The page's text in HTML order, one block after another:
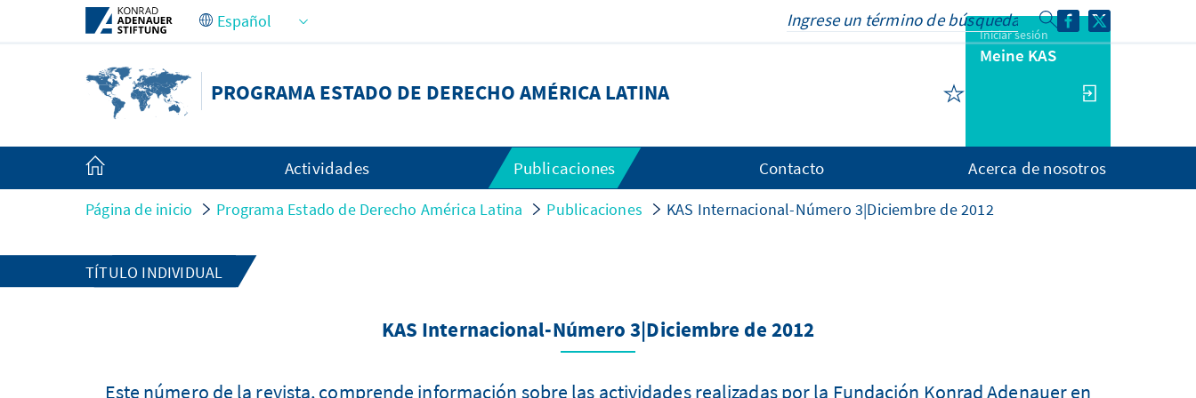
Saltar al contenido principal
PROGRAMA ESTADO DE DERECHO AMÉRICA LATINA
Iniciar sesión
Meine KAS
Actividades Publicaciones Contacto Acerca de nosotros
Página de inicio Programa Estado de Derecho América Latina Publicaciones KAS Internacional-Número 3|Diciembre de 2012
TÍTULO INDIVIDUAL
KAS Internacional-Número 3|Diciembre de 2012
Este número de la revista, comprende información sobre las actividades realizadas por la Fundación Konrad Adenauer en